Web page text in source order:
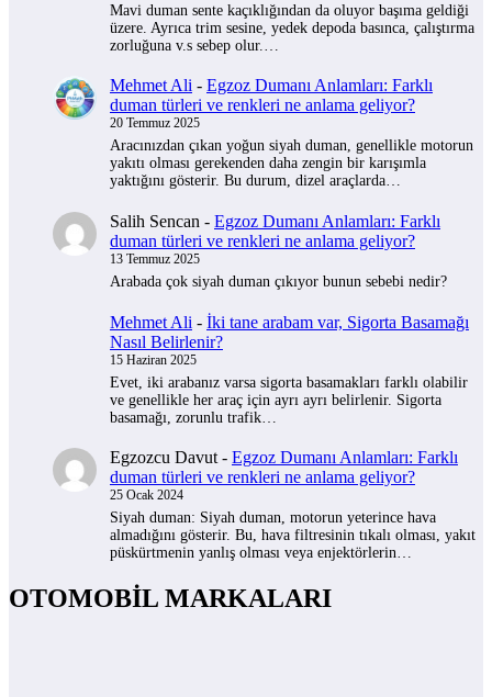
Mavi duman sente kaçıklığından da oluyor başıma geldiği
üzere. Ayrıca trim sesine, yedek depoda basınca, çalıştırma
zorluğuna v.s sebep olur.…
Mehmet Ali - Egzoz Dumanı Anlamları: Farklı
duman türleri ve renkleri ne anlama geliyor?
20 Temmuz 2025
Aracınızdan çıkan yoğun siyah duman, genellikle motorun
yakıtı olması gerekenden daha zengin bir karışımla
yaktığını gösterir. Bu durum, dizel araçlarda…
Salih Sencan - Egzoz Dumanı Anlamları: Farklı
duman türleri ve renkleri ne anlama geliyor?
13 Temmuz 2025
Arabada çok siyah duman çıkıyor bunun sebebi nedir?
Mehmet Ali - İki tane arabam var, Sigorta Basamağı
Nasıl Belirlenir?
15 Haziran 2025
Evet, iki arabanız varsa sigorta basamakları farklı olabilir
ve genellikle her araç için ayrı ayrı belirlenir. Sigorta
basamağı, zorunlu trafik…
Egzozcu Davut - Egzoz Dumanı Anlamları: Farklı
duman türleri ve renkleri ne anlama geliyor?
25 Ocak 2024
Siyah duman: Siyah duman, motorun yeterince hava
almadığını gösterir. Bu, hava filtresinin tıkalı olması, yakıt
püskürtmenin yanlış olması veya enjektörlerin…
OTOMOBİL MARKALARI